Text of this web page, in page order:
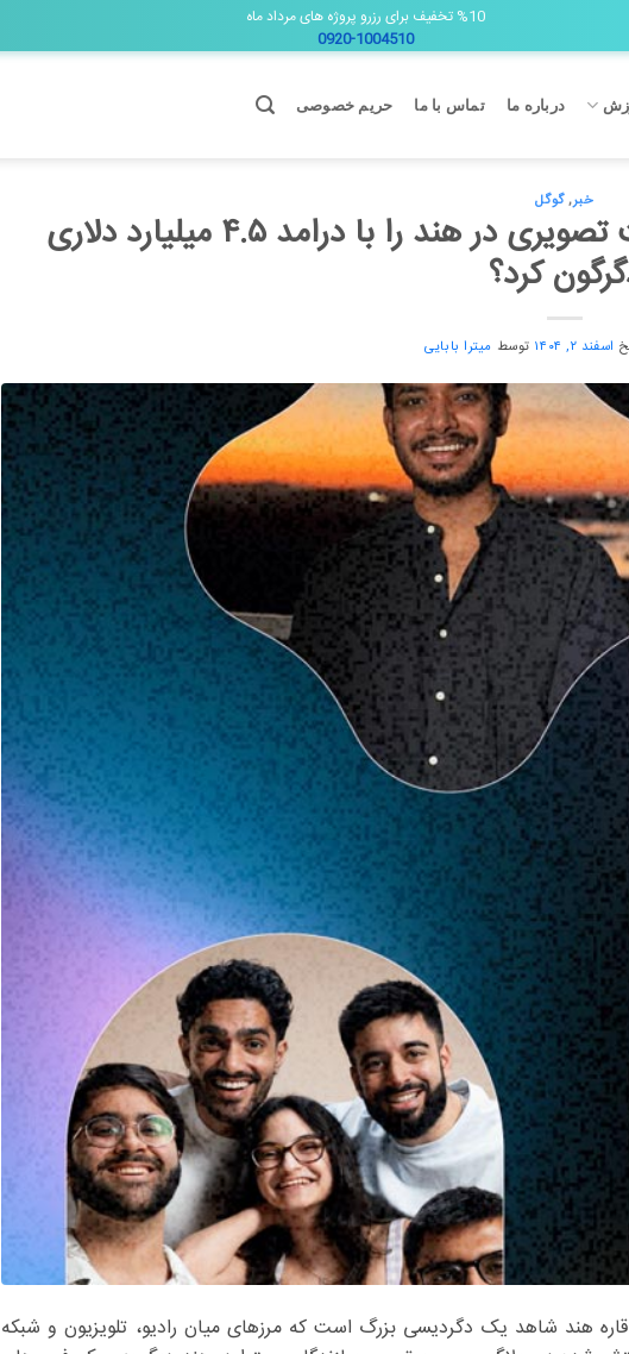
%10 تخفیف برای رزرو پروژه های مرداد ماه
0920-1004510
درباره ما تماس با ما حریم خصوصی
خبر,گوگل
چگونه یوتیوب بازار محتوای پادکست تصویری در هند را با درامد ۴.۵ میلیارد دلاری
کرد؟
اسفند ۲, ۱۴۰۴ توسط میترا بابایی
هند شاهد یک دگردیسی بزرگ است که مرزهای میان رادیو، تلویزیون و شبکه